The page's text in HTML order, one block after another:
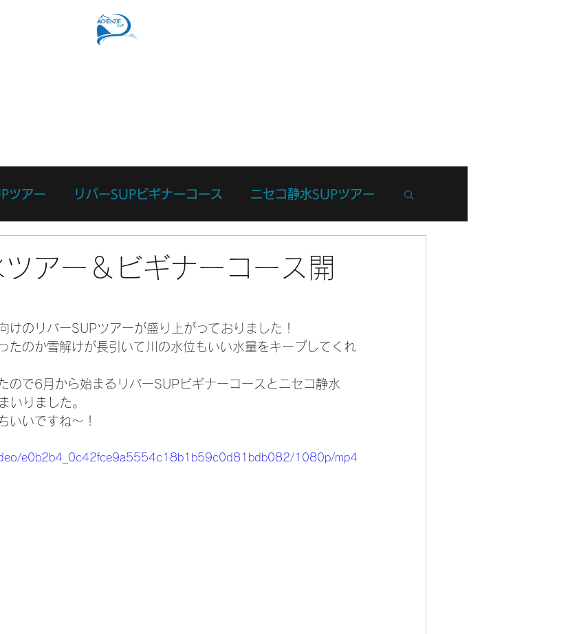
ツアー リバーSUPビギナーコース ニセコ静水SUPツアー
アー＆ビギナーコース開
けのリバーSUPツアーが盛り上がっておりました！
たのか雪解けが長引いて川の水位もいい水量をキープしてくれ
ので6月から始まるリバーSUPビギナーコースとニセコ静水
いりました。
いいですね～！
e0b2b4_0c42fce9a5554c18b1b59c0d81bdb082/1080p/mp4